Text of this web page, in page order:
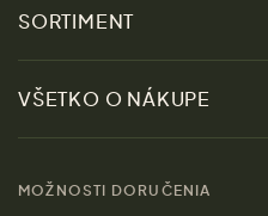
Udržateľnosť
Kontakt
SORTIMENT
Zľavy
Ženy
Muži
VŠETKO O NÁKUPE
MOŽNOSTI DORUČENIA